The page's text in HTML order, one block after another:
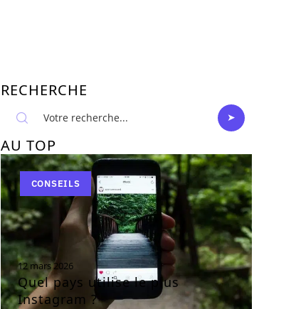
RECHERCHE
AU TOP
CONSEILS
12 mars 2026
Quel pays utilise le plus
Instagram ?